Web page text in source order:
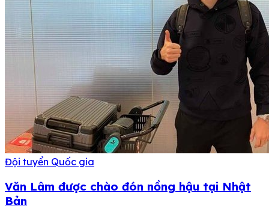
Đội tuyển Quốc gia
Văn Lâm được chào đón nồng hậu tại Nhật
Bản